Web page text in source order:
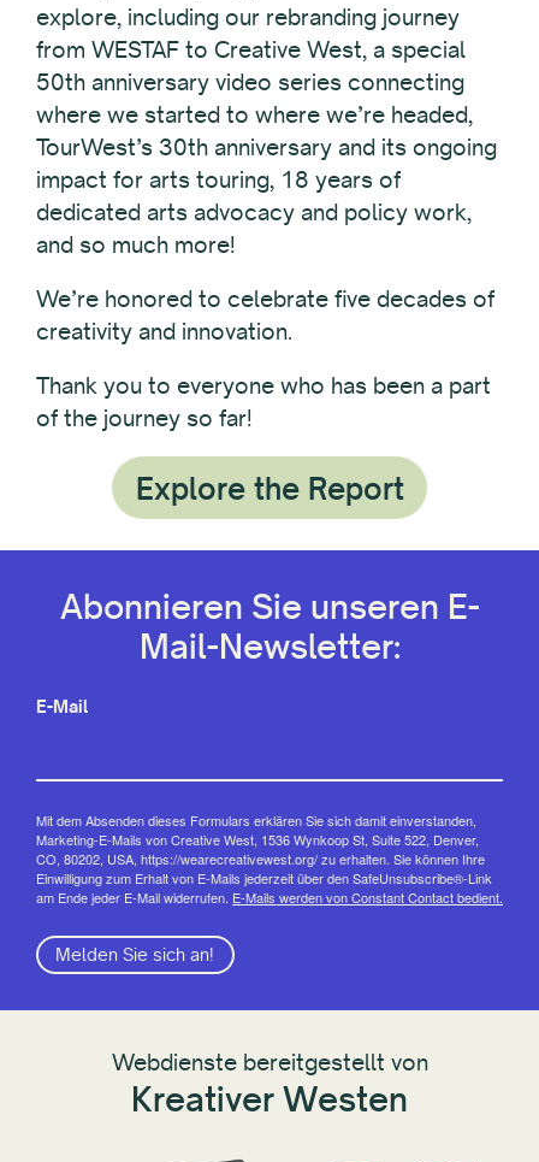
explore, including our rebranding journey
from WESTAF to Creative West, a special
50th anniversary video series connecting
where we started to where we’re headed,
TourWest’s 30th anniversary and its ongoing
impact for arts touring, 18 years of
dedicated arts advocacy and policy work,
and so much more!
We’re honored to celebrate five decades of
creativity and innovation.
Thank you to everyone who has been a part
of the journey so far!
Explore the Report
Abonnieren Sie unseren E-
Mail-Newsletter:
E-Mail
Mit dem Absenden dieses Formulars erklären Sie sich damit einverstanden,
Marketing-E-Mails von Creative West, 1536 Wynkoop St, Suite 522, Denver,
CO, 80202, USA, https://wearecreativewest.org/ zu erhalten. Sie können Ihre
Einwilligung zum Erhalt von E-Mails jederzeit über den SafeUnsubscribe®-Link
am Ende jeder E-Mail widerrufen. E-Mails werden von Constant Contact bedient.
Melden Sie sich an!
Webdienste bereitgestellt von
Kreativer Westen